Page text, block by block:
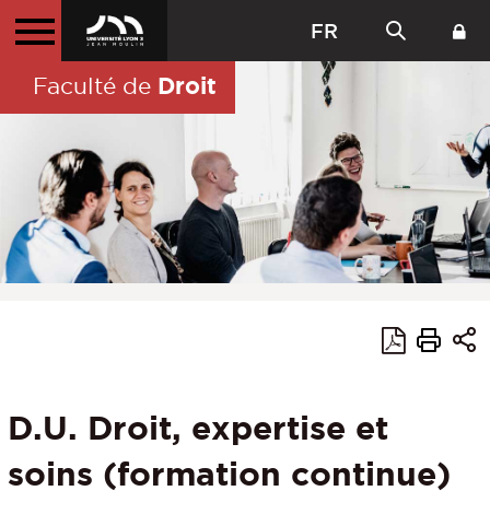
FR
Faculté de Droit
D.U. Droit, expertise et
soins (formation continue)